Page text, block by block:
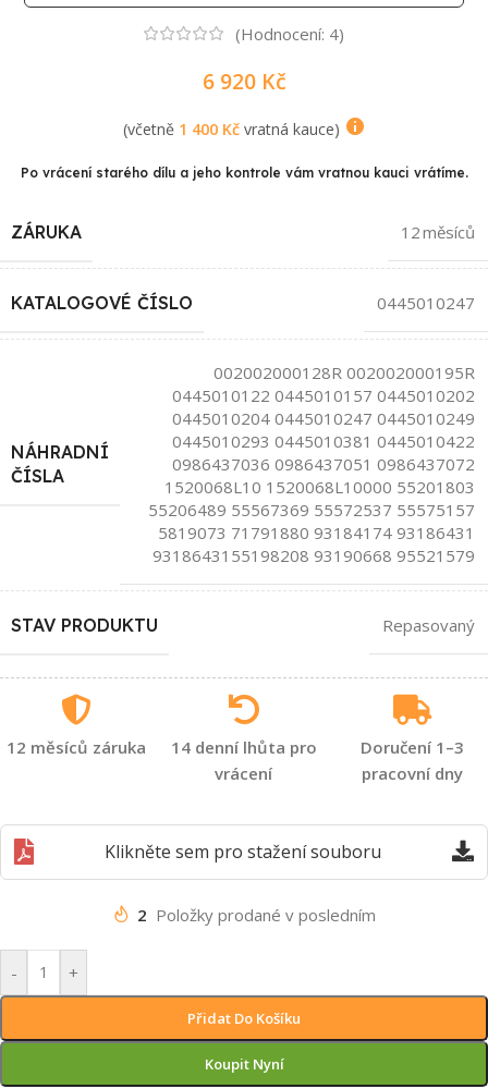
(Hodnocení: 4)
6 920 Kč
(včetně 1 400 Kčvratná kauce)
Po vrácení starého dílu a jeho kontrole vám vratnou kauci vrátíme.
ZÁRUKA 12 měsíců
KATALOGOVÉ ČÍSLO 0445010247
NÁHRADNÍ
ČÍSLA
002002000128R 002002000195R
0445010122 0445010157 0445010202
0445010204 0445010247 0445010249
0445010293 0445010381 0445010422
0986437036 0986437051 0986437072
1520068L10 1520068L10000 55201803
55206489 55567369 55572537 55575157
5819073 71791880 93184174 93186431
9318643155198208 93190668 95521579
STAV PRODUKTU Repasovaný
12 měsíců záruka
14 denní lhůta pro
vrácení
Doručení 1–3
pracovní dny
Klikněte sem pro stažení souboru
2 Položky prodané v posledním
- +
Přidat Do Košíku
Koupit Nyní